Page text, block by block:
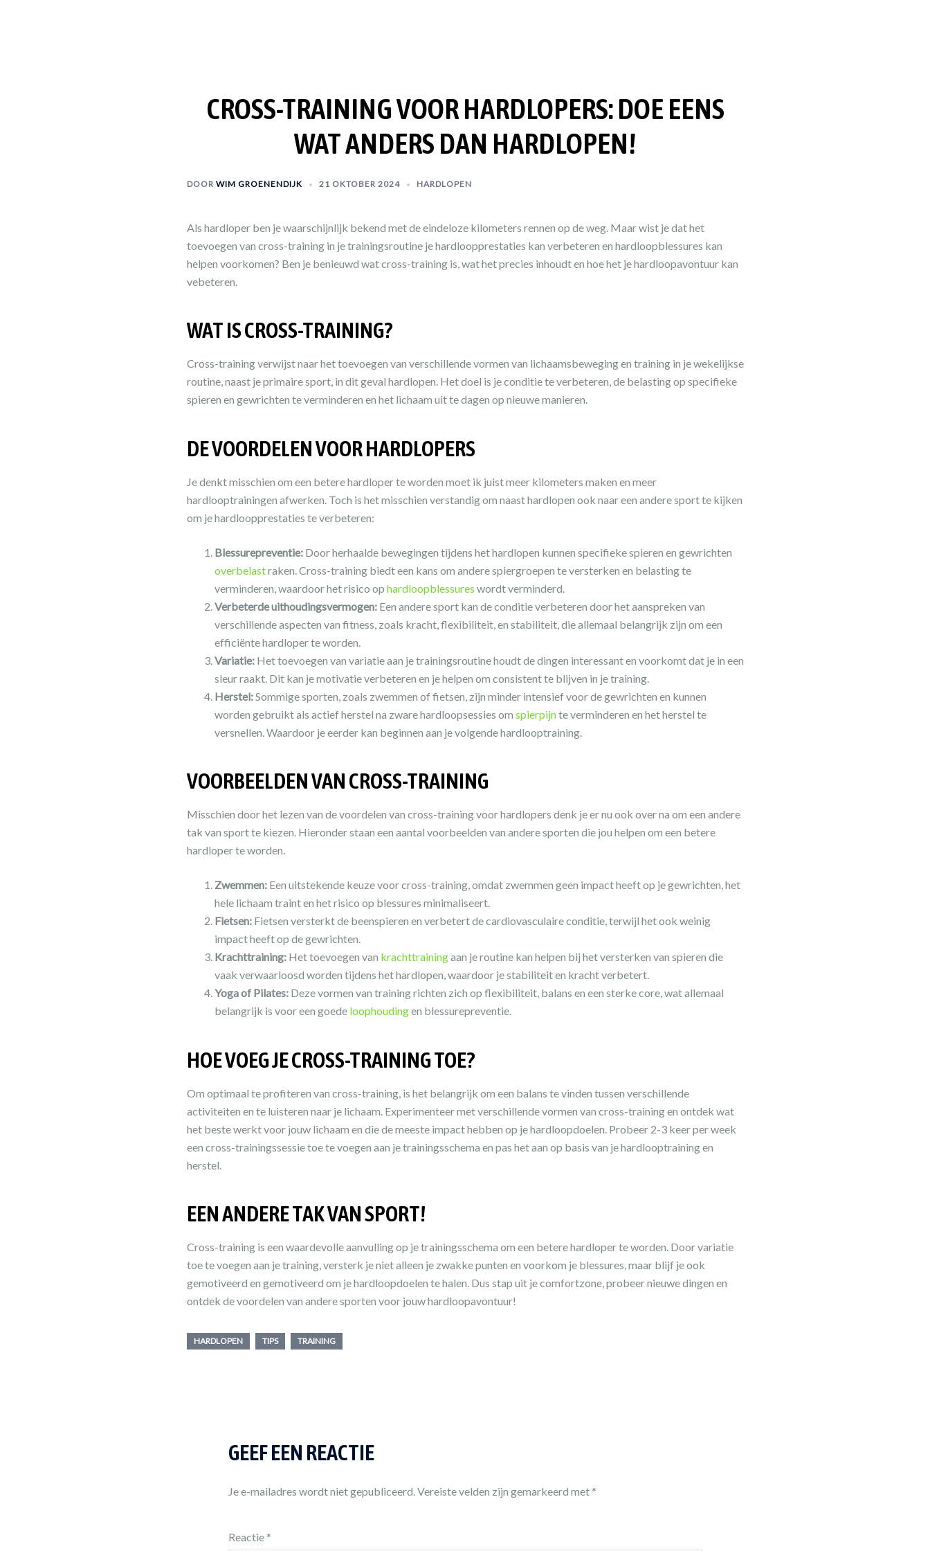
CROSS-TRAINING VOOR HARDLOPERS: DOE EENS
WAT ANDERS DAN HARDLOPEN!
DOOR WIM GROENENDIJK 21 OKTOBER 2024 HARDLOPEN
Als hardloper ben je waarschijnlijk bekend met de eindeloze kilometers rennen op de weg. Maar wist je dat het
toevoegen van cross-training in je trainingsroutine je hardloopprestaties kan verbeteren en hardloopblessures kan
helpen voorkomen? Ben je benieuwd wat cross-training is, wat het precies inhoudt en hoe het je hardloopavontuur kan
vebeteren.
WAT IS CROSS-TRAINING?
Cross-training verwijst naar het toevoegen van verschillende vormen van lichaamsbeweging en training in je wekelijkse
routine, naast je primaire sport, in dit geval hardlopen. Het doel is je conditie te verbeteren, de belasting op specifieke
spieren en gewrichten te verminderen en het lichaam uit te dagen op nieuwe manieren.
DE VOORDELEN VOOR HARDLOPERS
Je denkt misschien om een betere hardloper te worden moet ik juist meer kilometers maken en meer
hardlooptrainingen afwerken. Toch is het misschien verstandig om naast hardlopen ook naar een andere sport te kijken
om je hardloopprestaties te verbeteren:
Blessurepreventie:Door herhaalde bewegingen tijdens het hardlopen kunnen specifieke spieren en gewrichten
overbelastraken. Cross-training biedt een kans om andere spiergroepen te versterken en belasting te
verminderen, waardoor het risico op hardloopblessures wordt verminderd.
Verbeterde uithoudingsvermogen:Een andere sport kan de conditie verbeteren door het aanspreken van
verschillende aspecten van fitness, zoals kracht, flexibiliteit, en stabiliteit, die allemaal belangrijk zijn om een
efficiënte hardloper te worden.
Variatie:Het toevoegen van variatie aan je trainingsroutine houdt de dingen interessant en voorkomt dat je in een
sleur raakt. Dit kan je motivatie verbeteren en je helpen om consistent te blijven in je training.
Herstel:Sommige sporten, zoals zwemmen of fietsen, zijn minder intensief voor de gewrichten en kunnen
worden gebruikt als actief herstel na zware hardloopsessies om spierpijnte verminderen en het herstel te
versnellen. Waardoor je eerder kan beginnen aan je volgende hardlooptraining.
VOORBEELDEN VAN CROSS-TRAINING
Misschien door het lezen van de voordelen van cross-training voor hardlopers denk je er nu ook over na om een andere
tak van sport te kiezen. Hieronder staan een aantal voorbeelden van andere sporten die jou helpen om een betere
hardloper te worden.
Zwemmen:Een uitstekende keuze voor cross-training, omdat zwemmen geen impact heeft op je gewrichten, het
hele lichaam traint en het risico op blessures minimaliseert.
Fietsen:Fietsen versterkt de beenspieren en verbetert de cardiovasculaire conditie, terwijl het ook weinig
impact heeft op de gewrichten.
Krachttraining:Het toevoegen van krachttrainingaan je routine kan helpen bij het versterken van spieren die
vaak verwaarloosd worden tijdens het hardlopen, waardoor je stabiliteit en kracht verbetert.
Yoga of Pilates:Deze vormen van training richten zich op flexibiliteit, balans en een sterke core, wat allemaal
belangrijk is voor een goede loophoudingen blessurepreventie.
HOE VOEG JE CROSS-TRAINING TOE?
Om optimaal te profiteren van cross-training, is het belangrijk om een balans te vinden tussen verschillende
activiteiten en te luisteren naar je lichaam. Experimenteer met verschillende vormen van cross-training en ontdek wat
het beste werkt voor jouw lichaam en die de meeste impact hebben op je hardloopdoelen. Probeer 2-3 keer per week
een cross-trainingssessie toe te voegen aan je trainingsschema en pas het aan op basis van je hardlooptraining en
herstel.
EEN ANDERE TAK VAN SPORT!
Cross-training is een waardevolle aanvulling op je trainingsschema om een betere hardloper te worden. Door variatie
toe te voegen aan je training, versterk je niet alleen je zwakke punten en voorkom je blessures, maar blijf je ook
gemotiveerd en gemotiveerd om je hardloopdoelen te halen. Dus stap uit je comfortzone, probeer nieuwe dingen en
ontdek de voordelen van andere sporten voor jouw hardloopavontuur!
HARDLOPEN TIPS TRAINING
GEEF EEN REACTIE
Je e-mailadres wordt niet gepubliceerd.Vereiste velden zijn gemarkeerd met *
Reactie *